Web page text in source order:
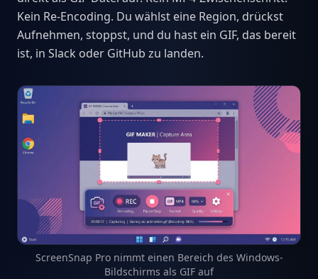
Kein Re-Encoding. Du wählst eine Region, drückst
Aufnehmen, stoppst, und du hast ein GIF, das bereit
ist, in Slack oder GitHub zu landen.
ScreenSnap Pro nimmt einen Bereich des Windows-
Bildschirms als GIF auf